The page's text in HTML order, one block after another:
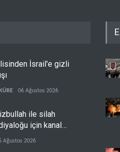
İsrail'e gizli
06 Ağustos 2026
ile silah
için kanal
Ağustos 2026